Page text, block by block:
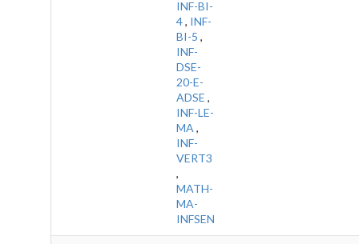
INF-BI-
4, INF-
BI-5 ,
INF-
DSE-
20-E-
ADSE ,
INF-LE-
MA ,
INF-
VERT3
,
MATH-
MA-
INFSEN